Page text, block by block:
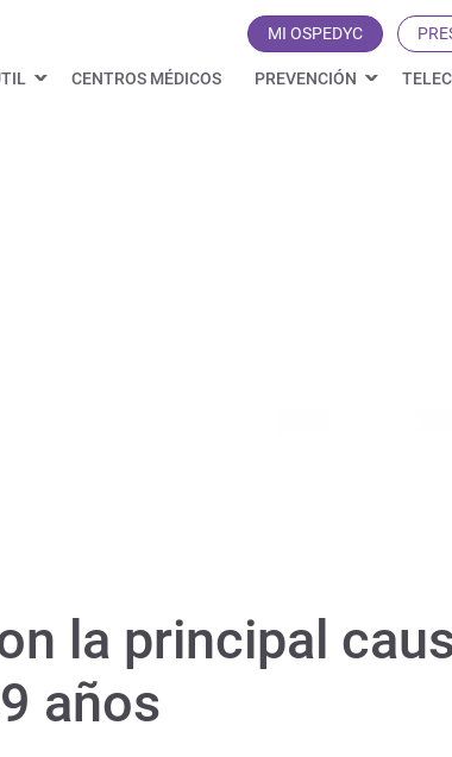
MI OSPEDYC
CENTROS MÉDICOS PREVENCIÓN
la principal
años